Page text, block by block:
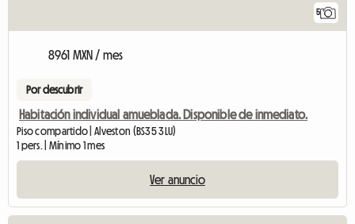
5
8961 MXN / mes
Por descubrir
Habitación individual amueblada. Disponible de inmediato.
Piso compartido | Alveston (BS35 3LU)
1 pers. | Mínimo 1 mes
Ver anuncio